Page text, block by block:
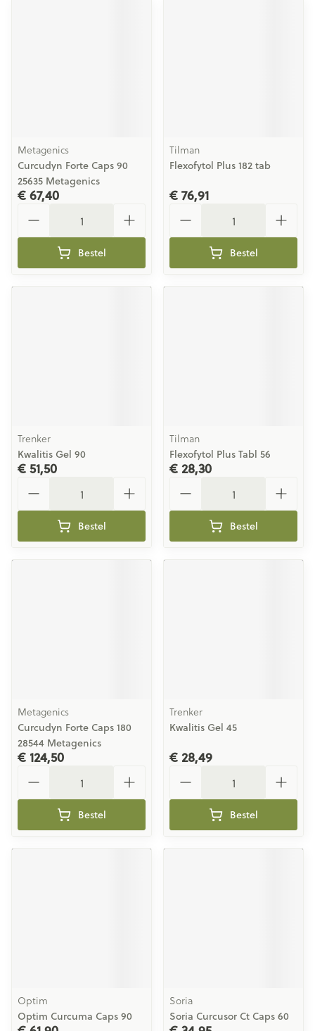
Metagenics
Curcudyn Forte Caps 90
25635 Metagenics
€ 67,40
Bestel
Tilman
Flexofytol Plus 182 tab
€ 76,91
Bestel
Trenker
Kwalitis Gel 90
€ 51,50
Bestel
Tilman
Flexofytol Plus Tabl 56
€ 28,30
Bestel
Metagenics
Curcudyn Forte Caps 180
28544 Metagenics
€ 124,50
Bestel
Trenker
Kwalitis Gel 45
€ 28,49
Bestel
Optim
Optim Curcuma Caps 90
Soria
Soria Curcusor Ct Caps 60